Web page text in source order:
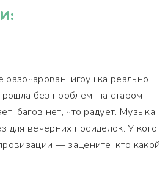
игрушка реально
без проблем, на старом
багов нет, что радует. Музыка
для вечерних посиделок. У кого
— зацените, кто какой